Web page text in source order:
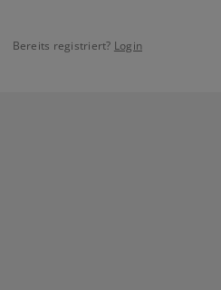
Bereits registriert? Login